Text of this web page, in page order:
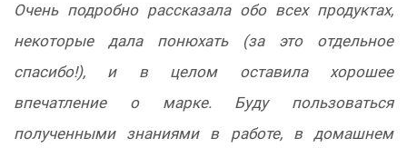
Очень подробно рассказала обо всех продуктах,
некоторые дала понюхать (за это отдельное
спасибо!), и в целом оставила хорошее
впечатление о марке. Буду пользоваться
полученными знаниями в работе, в домашнем